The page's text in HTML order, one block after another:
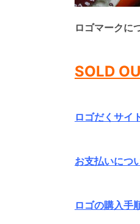
ロゴマークに
SOLD
ロゴだくサイ
お支払いにつ
ロゴの購入手